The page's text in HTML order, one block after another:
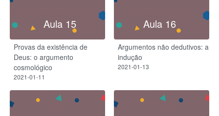
Aula 15
Provas da existência de
Deus: o argumento
cosmológico
2021-01-11
Aula 16
Argumentos não dedutivos: a
indução
2021-01-13